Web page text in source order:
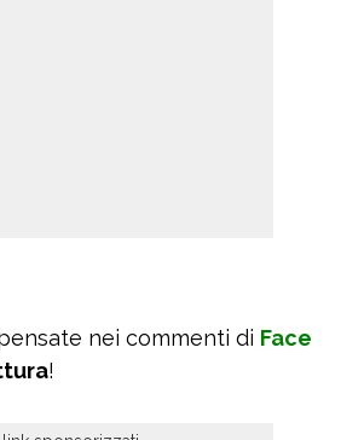
nei commenti di Face
!